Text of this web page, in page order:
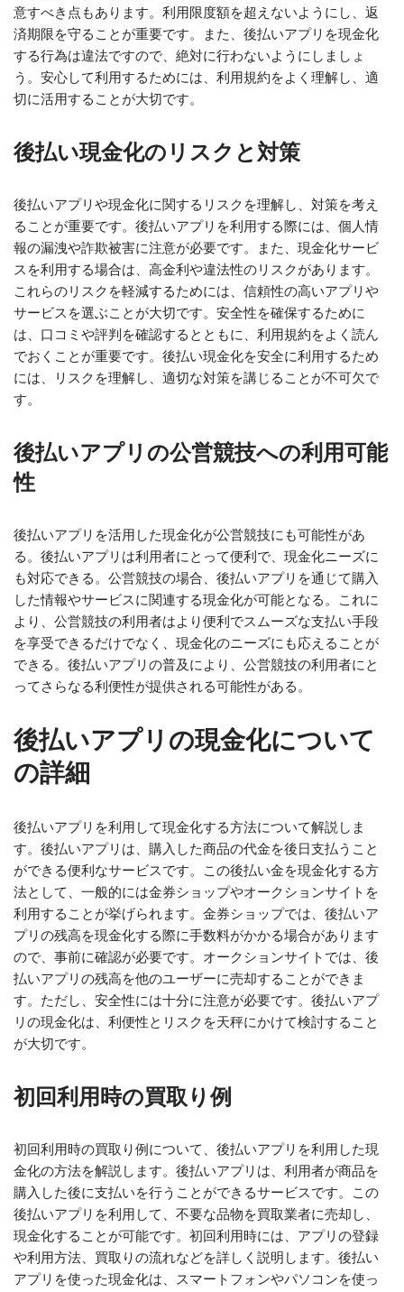
意すべき点もあります。利用限度額を超えないようにし、返
済期限を守ることが重要です。また、後払いアプリを現金化
する行為は違法ですので、絶対に行わないようにしましょ
う。安心して利用するためには、利用規約をよく理解し、適
切に活用することが大切です。
後払い現金化のリスクと対策
後払いアプリや現金化に関するリスクを理解し、対策を考え
ることが重要です。後払いアプリを利用する際には、個人情
報の漏洩や詐欺被害に注意が必要です。また、現金化サービ
スを利用する場合は、高金利や違法性のリスクがあります。
これらのリスクを軽減するためには、信頼性の高いアプリや
サービスを選ぶことが大切です。安全性を確保するために
は、口コミや評判を確認するとともに、利用規約をよく読ん
でおくことが重要です。後払い現金化を安全に利用するため
には、リスクを理解し、適切な対策を講じることが不可欠で
す。
後払いアプリの公営競技への利用可能
性
後払いアプリを活用した現金化が公営競技にも可能性があ
る。後払いアプリは利用者にとって便利で、現金化ニーズに
も対応できる。公営競技の場合、後払いアプリを通じて購入
した情報やサービスに関連する現金化が可能となる。これに
より、公営競技の利用者はより便利でスムーズな支払い手段
を享受できるだけでなく、現金化のニーズにも応えることが
できる。後払いアプリの普及により、公営競技の利用者にと
ってさらなる利便性が提供される可能性がある。
後払いアプリの現金化について
の詳細
後払いアプリを利用して現金化する方法について解説しま
す。後払いアプリは、購入した商品の代金を後日支払うこと
ができる便利なサービスです。この後払い金を現金化する方
法として、一般的には金券ショップやオークションサイトを
利用することが挙げられます。金券ショップでは、後払いア
プリの残高を現金化する際に手数料がかかる場合があります
ので、事前に確認が必要です。オークションサイトでは、後
払いアプリの残高を他のユーザーに売却することができま
す。ただし、安全性には十分に注意が必要です。後払いアプ
リの現金化は、利便性とリスクを天秤にかけて検討すること
が大切です。
初回利用時の買取り例
初回利用時の買取り例について、後払いアプリを利用した現
金化の方法を解説します。後払いアプリは、利用者が商品を
購入した後に支払いを行うことができるサービスです。この
後払いアプリを利用して、不要な品物を買取業者に売却し、
現金化することが可能です。初回利用時には、アプリの登録
や利用方法、買取りの流れなどを詳しく説明します。後払い
アプリを使った現金化は、スマートフォンやパソコンを使っ